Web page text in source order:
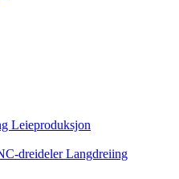
Leieproduksjon
dreidelerLangdreiing